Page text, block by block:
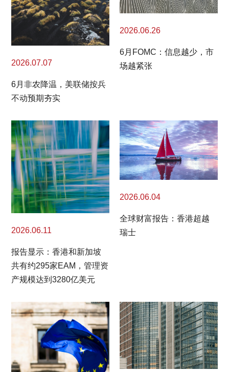
2026.07.07
6月非农降温，美联储按兵
不动预期夯实
2026.06.26
6月FOMC：信息越少，市
场越紧张
2026.06.11
报告显示：香港和新加坡
共有约295家EAM，管理资
产规模达到3280亿美元
2026.06.04
全球财富报告：香港超越
瑞士